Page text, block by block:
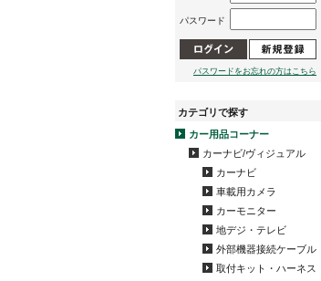
パスワード
パスワードをお忘れの方はこちら
カテゴリで探す
カー用品コーナー
カーナビ/ヴィジュアル
カーナビ
車載用カメラ
カーモニター
地デジ・テレビ
外部機器接続ケーブル
取付キット・ハーネス